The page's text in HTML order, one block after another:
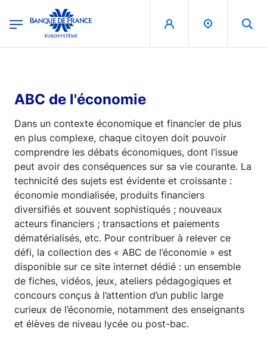
Banque de France - Menu Principal
ABC de l'économie
Dans un contexte économique et financier de plus
en plus complexe, chaque citoyen doit pouvoir
comprendre les débats économiques, dont l’issue
peut avoir des conséquences sur sa vie courante. La
technicité des sujets est évidente et croissante :
économie mondialisée, produits financiers
diversifiés et souvent sophistiqués ; nouveaux
acteurs financiers ; transactions et paiements
dématérialisés, etc. Pour contribuer à relever ce
défi, la collection des « ABC de l’économie » est
disponible sur ce site internet dédié : un ensemble
de fiches, vidéos, jeux, ateliers pédagogiques et
concours conçus à l’attention d’un public large
curieux de l’économie, notamment des enseignants
et élèves de niveau lycée ou post-bac.